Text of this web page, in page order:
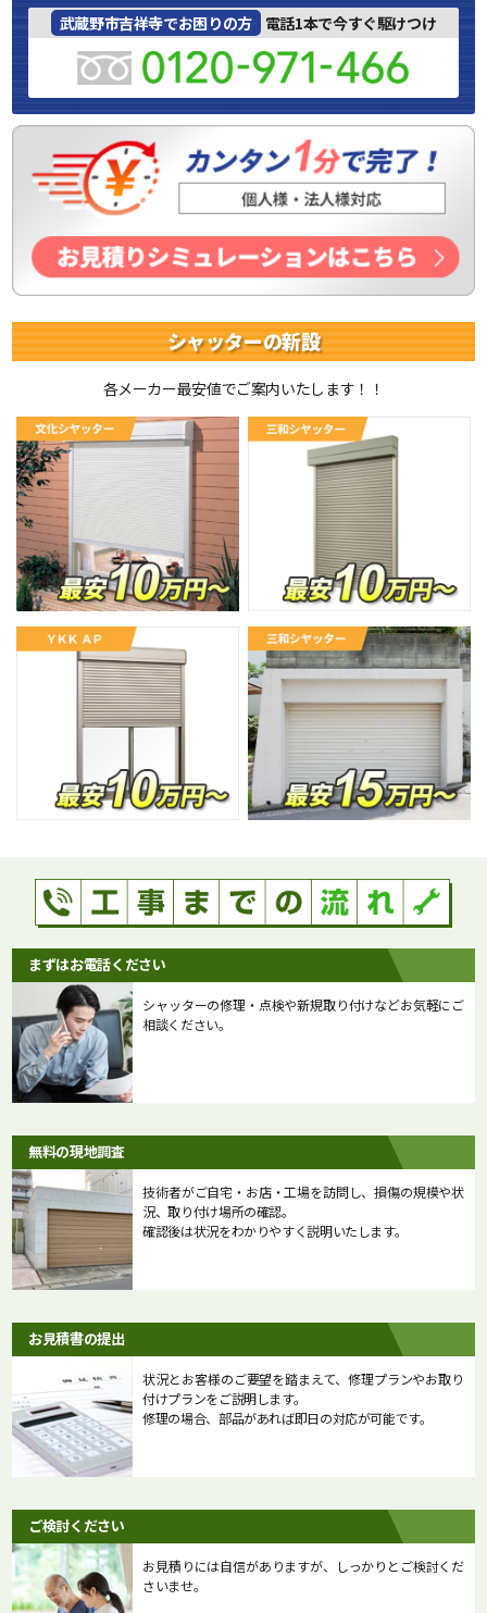
武蔵野市吉祥寺でお困りの方 電話1本で今すぐ駆けつけ
シャッターの新設
各メーカー最安値でご案内いたします！！
まずはお電話ください
シャッターの修理・点検や新規取り付けなどお気軽にご
相談ください。
無料の現地調査
技術者がご自宅・お店・工場を訪問し、損傷の規模や状
況、取り付け場所の確認。
確認後は状況をわかりやすく説明いたします。
お見積書の提出
状況とお客様のご要望を踏まえて、修理プランやお取り
付けプランをご説明します。
修理の場合、部品があれば即日の対応が可能です。
ご検討ください
お見積りには自信がありますが、しっかりとご検討くだ
さいませ。